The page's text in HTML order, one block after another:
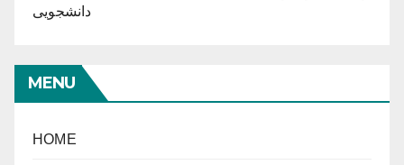
دانشجویی
MENU
HOME